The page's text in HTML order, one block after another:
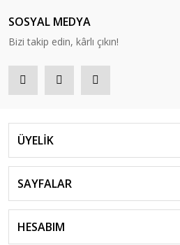
SOSYAL MEDYA
Bizi takip edin, kârlı çıkın!
ÜYELİK
SAYFALAR
HESABIM